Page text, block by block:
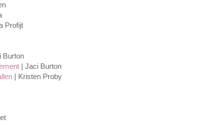
Profijt
Burton
| Jaci Burton
| Kristen Proby